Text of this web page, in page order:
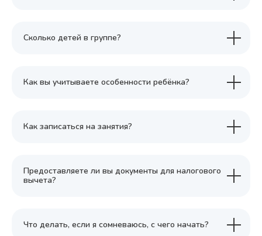
Сколько детей в группе?
Как вы учитываете особенности ребёнка?
Как записаться на занятия?
Предоставляете ли вы документы для налогового
вычета?
Что делать, если я сомневаюсь, с чего начать?